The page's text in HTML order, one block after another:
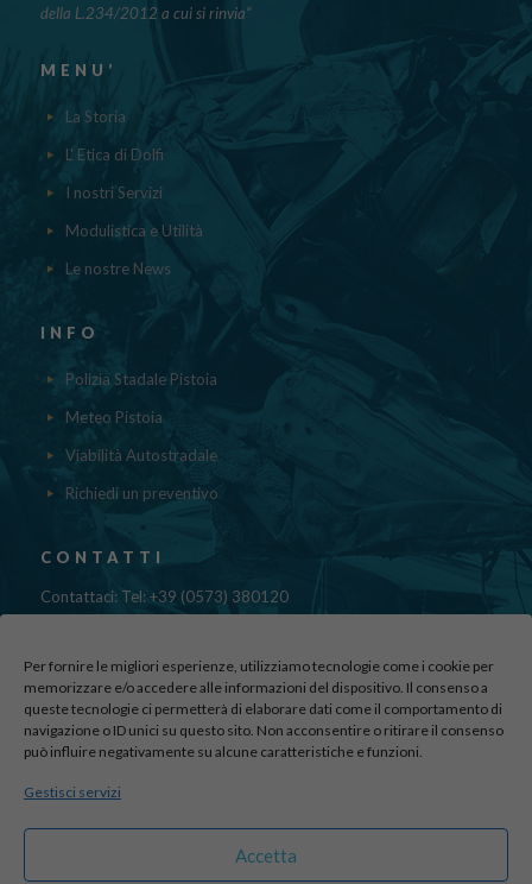
Per fornire le migliori esperienze, utilizziamo tecnologie come i cookie per
memorizzare e/o accedere alle informazioni del dispositivo. Il consenso a
queste tecnologie ci permetterà di elaborare dati come il comportamento di
navigazione o ID unici su questo sito. Non acconsentire o ritirare il consenso
può influire negativamente su alcune caratteristiche e funzioni.
Gestisci servizi
Accetta
della L.234/2012 a cui si rinvia“
MENU’
La Storia
L' Etica di Dolfi
I nostri Servizi
Modulistica e Utilità
Le nostre News
INFO
Polizia Stadale Pistoia
Meteo Pistoia
Viabilità Autostradale
Richiedi un preventivo
CONTATTI
Contattaci: Tel: +39 (0573) 380120
Fax: 39 (0573) 985420
Via di Canapale, 10
51100 PISTOIA
Find us here:
sito realizzato da